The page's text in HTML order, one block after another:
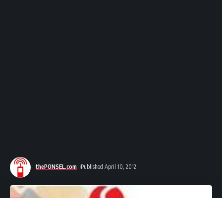
thePONSEL.com Published April 10, 2012